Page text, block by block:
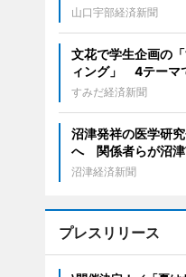
山口宇部経済新聞
文花で学生企画の
ィング」 4テーマ
すみだ経済新聞
沼津発祥の医学研
へ 関係者らが沼津
沼津経済新聞
プレスリリース